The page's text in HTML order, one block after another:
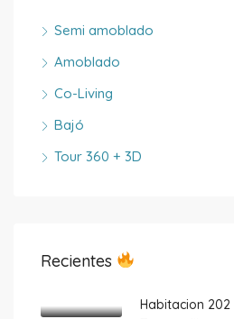
Semi amoblado
Amoblado
Co-Living
Bajó
Tour 360 + 3D
Recientes
Habitacion 202